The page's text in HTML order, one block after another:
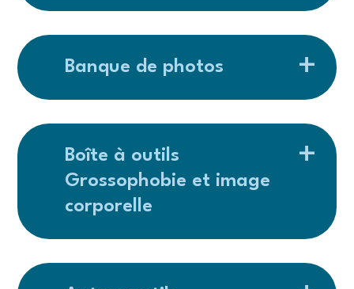
Banque de photos
Boîte à outils
Grossophobie et image
corporelle